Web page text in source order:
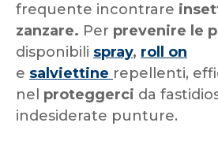
frequente incontrare
zanzare. Per prevenire le
disponibili spray, roll on
e salviettine repellenti,
nel proteggerci da
indesiderate punture.